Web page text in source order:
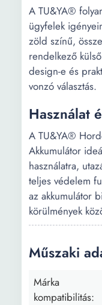
A TU&YA®
ügyfelek
zöld színű,
rendelkező
design-e és
vonzó választás.
Használat
A TU&YA®
Akkumulátor
használatra,
teljes védelem
az akkumulátor
körülmények
Műszaki
Márka
kompatibilitás: